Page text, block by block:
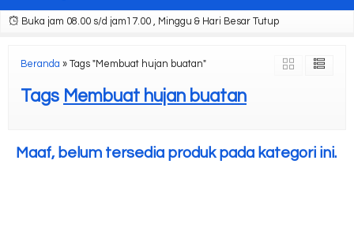
Buka jam 08.00 s/d jam17.00 , Minggu & Hari Besar Tutup
Beranda » Tags "Membuat hujan buatan"
Tags Membuat hujan buatan
Maaf, belum tersedia produk pada kategori ini.